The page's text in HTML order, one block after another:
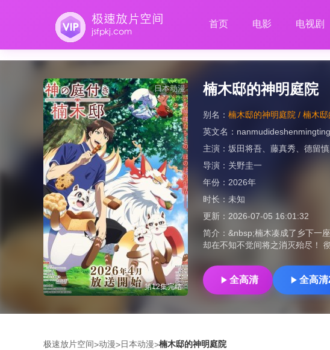
首页 电影 电视剧
日本动漫
第12集完结
楠木邸的神明庭院
别名： 楠木邸的神明庭院 / 楠木
英文名：
主演： 坂田将吾 藤真秀 德留
导演： 关野圭一
年份： 2026年
时长： 未知
更新： 2026-07-05 16:01:32
简介： &nbsp;楠木凑成了乡下一
却在不知不觉间将之消灭殆尽！
全高清 全高清
极速放片空间>动漫>日本动漫>楠木邸的神明庭院